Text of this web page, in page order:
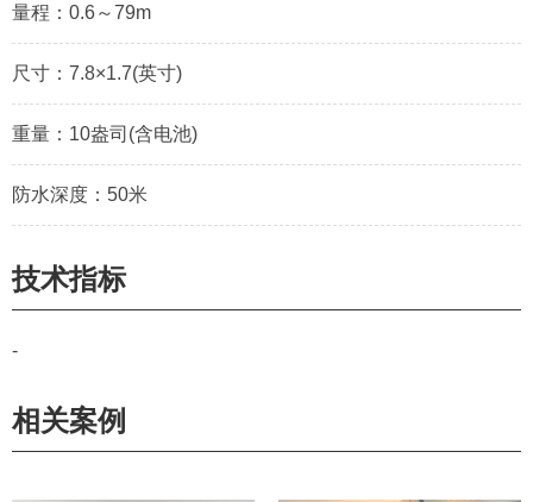
量程：0.6～79m
尺寸：7.8×1.7(英寸)
重量：10盎司(含电池)
防水深度：50米
技术指标
-
相关案例